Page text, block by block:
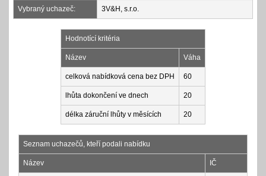
Vybraný uchazeč: 3V&H, s.r.o.
Hodnotící kritéria
Název Váha
celková nabídková cena bez DPH 60
lhůta dokončení ve dnech 20
délka záruční lhůty v měsících 20
Seznam uchazečů, kteří podali nabídku
Název IČ